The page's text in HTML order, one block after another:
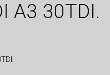
A3 30TDI.